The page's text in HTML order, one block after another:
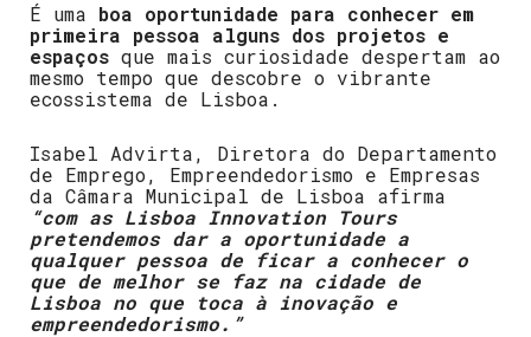
É uma boa oportunidade para conhecer em
primeira pessoa alguns dos projetos e
espaços que mais curiosidade despertam ao
mesmo tempo que descobre o vibrante
ecossistema de Lisboa.
Isabel Advirta, Diretora do Departamento
de Emprego, Empreendedorismo e Empresas
da Câmara Municipal de Lisboa afirma
“com as Lisboa Innovation Tours
pretendemos dar a oportunidade a
qualquer pessoa de ficar a conhecer o
que de melhor se faz na cidade de
Lisboa no que toca à inovação e
empreendedorismo.”